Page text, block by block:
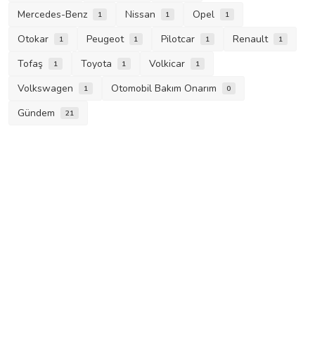
Mercedes-Benz 1 Nissan 1 Opel 1
Otokar 1 Peugeot 1 Pilotcar 1 Renault 1
Tofaş 1 Toyota 1 Volkicar 1
Volkswagen 1 Otomobil Bakım Onarım 0
Gündem 21